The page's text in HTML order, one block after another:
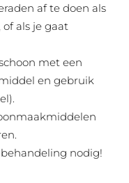
af te doen als
als je gaat
met een
en gebruik
nodig!